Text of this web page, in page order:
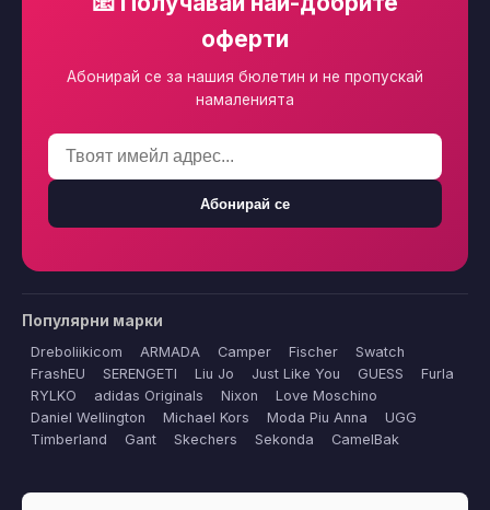
оферти
Абонирай се за нашия бюлетин и не пропускай
намаленията
Абонирай се
Популярни марки
Dreboliikicom ARMADA Camper Fischer
Swatch
FrashEU
SERENGETI Liu Jo Just Like You GUESS
Furla
RYLKO
adidas Originals Nixon
Love Moschino
Daniel Wellington
Michael Kors Moda Piu Anna
UGG
Timberland
Gant Skechers Sekonda CamelBak